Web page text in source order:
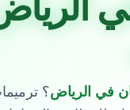
في الرياض؟